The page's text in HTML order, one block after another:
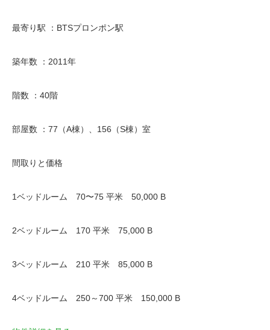
最寄り駅 ：BTSプロンポン駅
築年数 ：2011年
階数 ：40階
部屋数 ：77（A棟）、156（S棟）室
間取りと価格
1ベッドルーム 70〜75 平米 50,000 B
2ベッドルーム 170 平米 75,000 B
3ベッドルーム 210 平米 85,000 B
4ベッドルーム 250～700 平米 150,000 B